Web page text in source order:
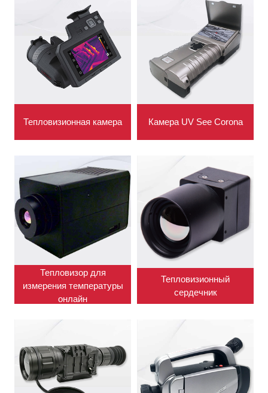
Тепловизионная камера Камера UV See Corona
Тепловизор для
измерения температуры
онлайн
Тепловизионный
сердечник